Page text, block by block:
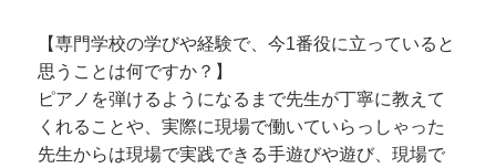
【専門学校の学びや経験で、今1番役に立っていると
思うことは何ですか？】
ピアノを弾けるようになるまで先生が丁寧に教えて
くれることや、実際に現場で働いていらっしゃった
先生からは現場で実践できる手遊びや遊び、現場で